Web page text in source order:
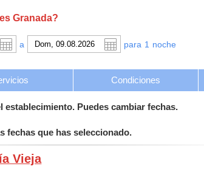
Granada?
a para 1 noche
Condiciones
Puedes cambiar fechas.
fechas que has seleccionado.
Vieja